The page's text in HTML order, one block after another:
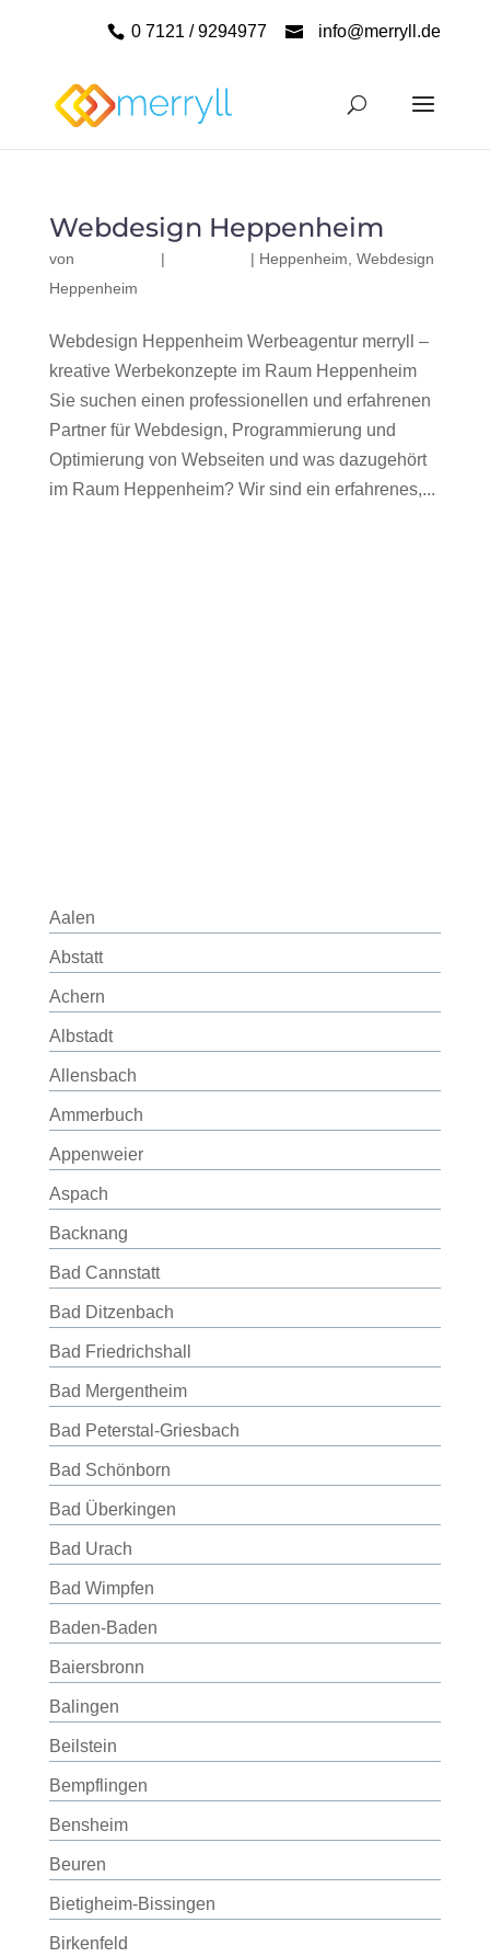
0 7121 / 9294977 info@merryll.de
Webdesign Heppenheim
von | | Heppenheim Webdesign
Heppenheim
Webdesign Heppenheim Werbeagentur merryll –
kreative Werbekonzepte im Raum Heppenheim
Sie suchen einen professionellen und erfahrenen
Partner für Webdesign, Programmierung und
Optimierung von Webseiten und was dazugehört
im Raum Heppenheim? Wir sind ein erfahrenes,...
Aalen
Abstatt
Achern
Albstadt
Allensbach
Ammerbuch
Appenweier
Aspach
Backnang
Bad Cannstatt
Bad Ditzenbach
Bad Friedrichshall
Bad Mergentheim
Bad Peterstal-Griesbach
Bad Schönborn
Bad Überkingen
Bad Urach
Bad Wimpfen
Baden-Baden
Baiersbronn
Balingen
Beilstein
Bempflingen
Bensheim
Beuren
Bietigheim-Bissingen
Birkenfeld